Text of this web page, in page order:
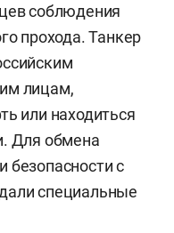
соблюдения
прохода. Танкер
лицам,
или находиться
Для обмена
безопасности с
специальные